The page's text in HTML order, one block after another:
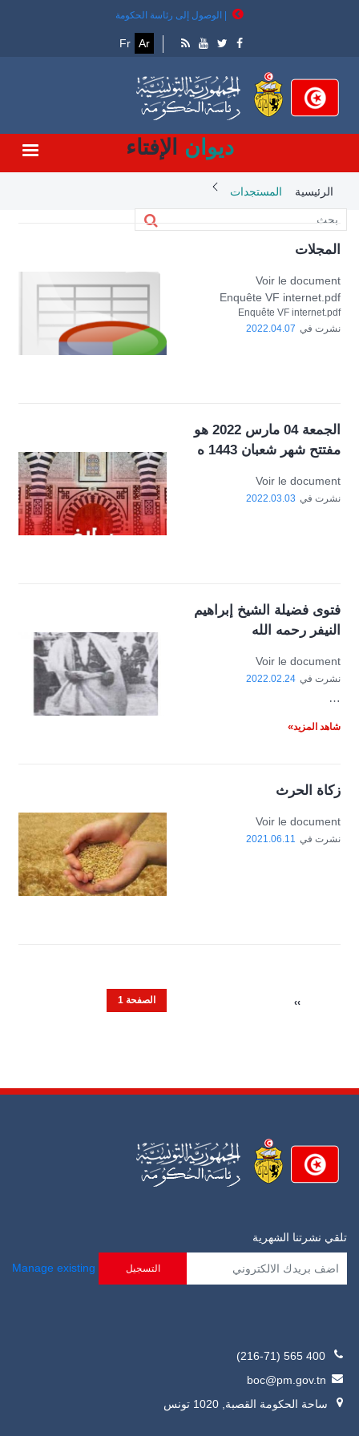
| الوصول إلى رئاسة الحكومة
Fr Ar
ديوان الإفتاء
Breadcrumb
الرئيسية المستجدات
المجلات
Voir le document
Enquête VF internet.pdf
Enquête VF internet.pdf
نشرت في 2022.04.07
الجمعة 04 مارس 2022 هو
مفتتح شهر شعبان 1443 ه
Voir le document
نشرت في 2022.03.03
فتوى فضيلة الشيخ إبراهيم
النيفر رحمه الله
Voir le document
نشرت في 2022.02.24
…
شاهد المزيد
زكاة الحرث
Voir le document
نشرت في 2021.06.11
الصفحة 1
NEXT
››
تلقي نشرتنا الشهرية
Manage existing
(216-71) 565 400
boc@pm.gov.tn
ساحة الحكومة القصبة, 1020 تونس